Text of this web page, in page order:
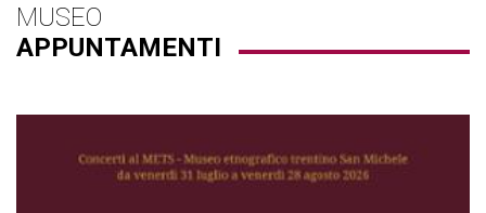
MUSEO
APPUNTAMENTI